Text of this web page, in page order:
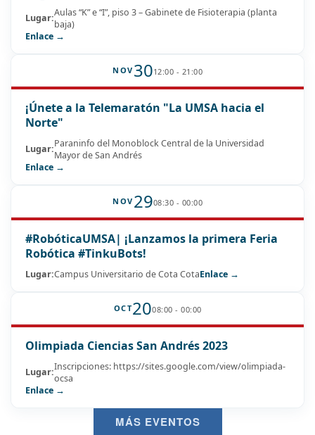
Lugar:Aulas “K” e “I”, piso 3 – Gabinete de Fisioterapia (planta
baja)
Enlace →
NOV 3012:00 - 21:00
¡Únete a la Telemaratón "La UMSA hacia el
Norte"
Lugar:Paraninfo del Monoblock Central de la Universidad
Mayor de San Andrés
Enlace →
NOV 2908:30 - 00:00
#RobóticaUMSA| ¡Lanzamos la primera Feria
Robótica #TinkuBots!
Lugar:Campus Universitario de Cota CotaEnlace →
OCT2008:00 - 00:00
Olimpiada Ciencias San Andrés 2023
Lugar:Inscripciones: https://sites.google.com/view/olimpiada-
ocsa
Enlace →
MÁS EVENTOS